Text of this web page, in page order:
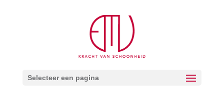
Selecteer een pagina